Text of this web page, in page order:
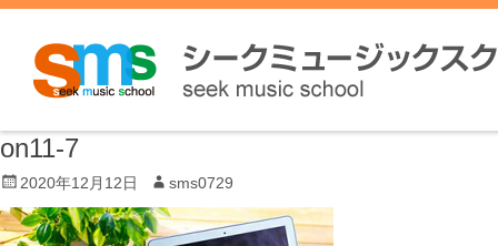
on11-7
P
o
s
2020年12月12日
A
u
t
sms0729